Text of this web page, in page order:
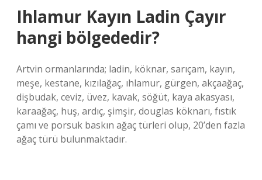
Ihlamur Kayın Ladin Çayır
hangi bölgededir?
Artvin ormanlarında; ladin, köknar, sarıçam, kayın,
meşe, kestane, kızılağaç, ıhlamur, gürgen, akçaağaç,
dişbudak, ceviz, üvez, kavak, söğüt, kaya akasyası,
karaağaç, huş, ardıç, şimşir, douglas köknarı, fıstık
çamı ve porsuk baskın ağaç türleri olup, 20’den fazla
ağaç türü bulunmaktadır.